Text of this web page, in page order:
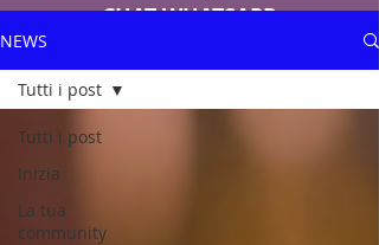
CHAT WHATSAPP
NEWS
Tutti i post
Inizia
La tua
community
Tutti i post